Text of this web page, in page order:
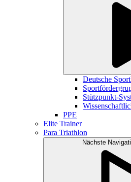
Deutsche
Stützpunkt-
PPE
Elite Trainer
Para Triathlon
Nächste